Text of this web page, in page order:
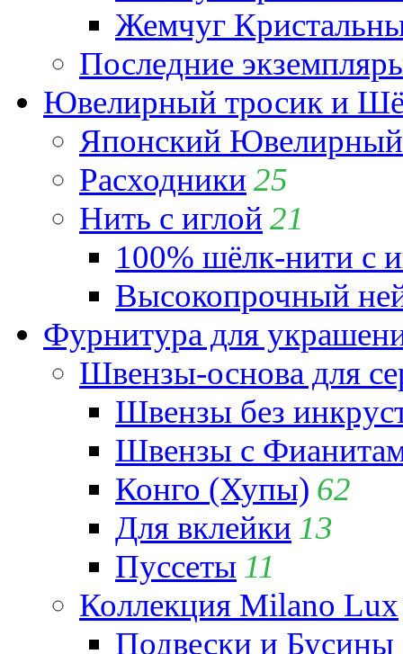
Жемчуг
Последние
Ювелирный тросик и
Японский
Расходники 25
Нить с иглой 21
100% шёлк-нити с
Высокопрочный
Фурнитура для
Швензы-основа для
Швензы без
Швензы с
Конго (Хупы) 62
Для вклейки 13
Пуссеты 11
Коллекция Milano Lux
Подвески и Бусины